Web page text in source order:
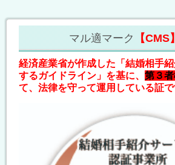
マル適マーク 【CMS】
経済産業省が作成した「結婚相手
するガイドライン」を基に、 第３者
て、法律を守って運用している証で